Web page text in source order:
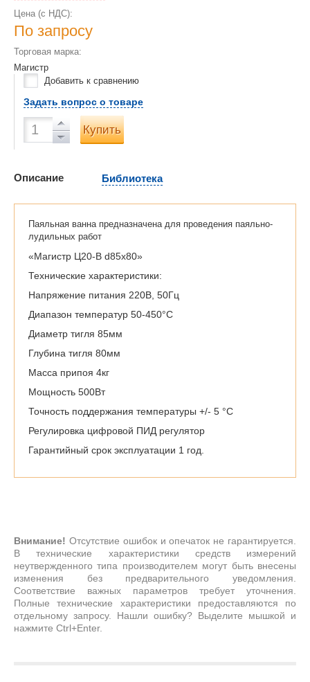
Цена (с НДС):
По запросу
Торговая марка:
Магистр
Добавить к сравнению
Задать вопрос о товаре
Купить
Описание Библиотека
Паяльная ванна предназначена для проведения паяльно-
лудильных работ
«Магистр Ц20-B d85x80»
Технические характеристики:
Напряжение питания 220В, 50Гц
Диапазон температур 50-450°С
Диаметр тигля 85мм
Глубина тигля 80мм
Масса припоя 4кг
Мощность 500Вт
Точность поддержания температуры +/- 5 °С
Регулировка цифровой ПИД регулятор
Гарантийный срок эксплуатации 1 год.
Внимание! Отсутствие ошибок и опечаток не гарантируется.
В технические характеристики средств измерений
неутвержденного типа производителем могут быть внесены
изменения без предварительного уведомления.
Соответствие важных параметров требует уточнения.
Полные технические характеристики предоставляются по
отдельному запросу. Нашли ошибку? Выделите мышкой и
нажмите Ctrl+Enter.